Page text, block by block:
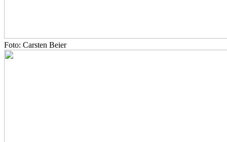
Foto: Carsten Beier